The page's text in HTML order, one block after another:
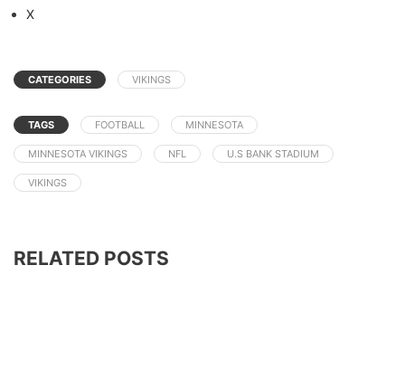
X
CATEGORIES VIKINGS
TAGS FOOTBALL MINNESOTA
MINNESOTA VIKINGS NFL U.S BANK STADIUM
VIKINGS
RELATED POSTS